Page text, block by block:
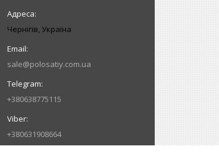
Чернігів, Україна
sale@polosatiy.com.ua
+380638775115
+380631908664